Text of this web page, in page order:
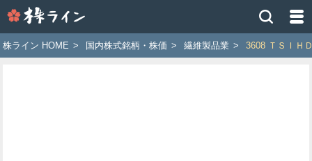
イ
ン
株ライン HOME > 国内株式銘柄・株価 > 繊維製品業 > 3608 ＴＳＩＨ